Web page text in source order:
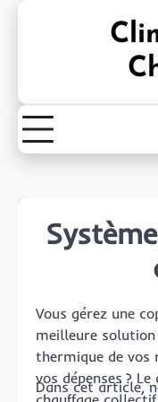
Vous gérez une
meilleure
thermique de
vos dépenses ?
Dans cet article,